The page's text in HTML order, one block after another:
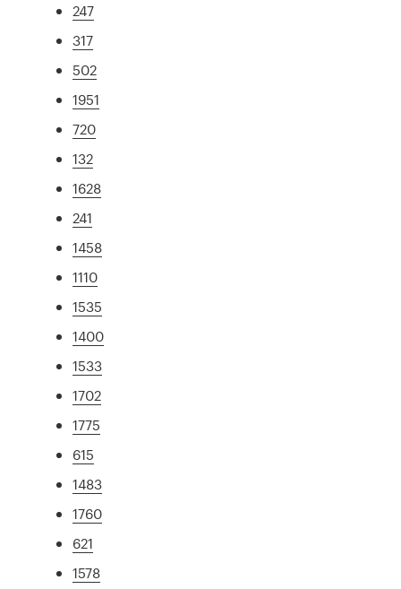
247
317
502
1951
720
132
1628
241
1458
1110
1535
1400
1533
1702
1775
615
1483
1760
621
1578